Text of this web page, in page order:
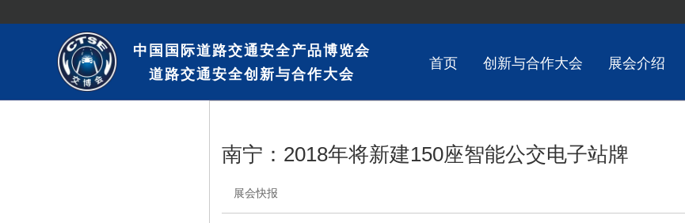
中国国际道路交通安全产品博览会
道路交通安全创新与合作大会
首页 创新与合作大会 展会介绍
南宁：2018年将新建150座智能公交电子站牌
展会快报